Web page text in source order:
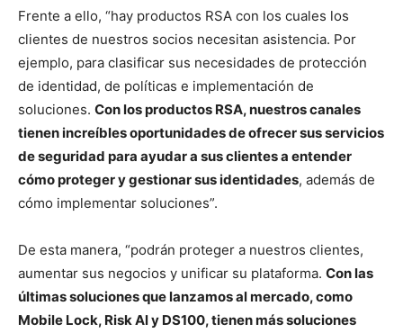
Frente a ello, “hay productos RSA con los cuales los
clientes de nuestros socios necesitan asistencia. Por
ejemplo, para clasificar sus necesidades de protección
de identidad, de políticas e implementación de
soluciones. Con los productos RSA, nuestros canales
tienen increíbles oportunidades de ofrecer sus servicios
de seguridad para ayudar a sus clientes a entender
cómo proteger y gestionar sus identidades, además de
cómo implementar soluciones”.
De esta manera, “podrán proteger a nuestros clientes,
aumentar sus negocios y unificar su plataforma. Con las
últimas soluciones que lanzamos al mercado, como
Mobile Lock, Risk Al y DS100, tienen más soluciones